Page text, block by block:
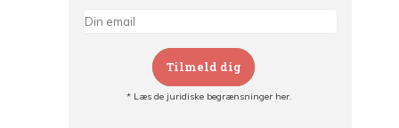
Tilmeld dig
* Læs de juridiske begrænsninger her.